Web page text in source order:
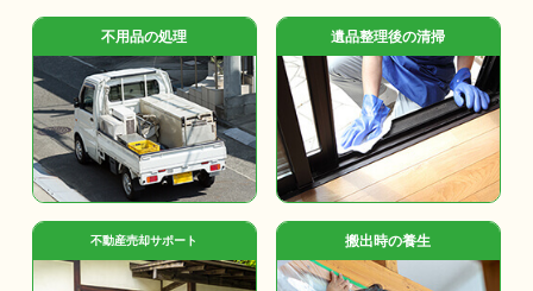
不用品の処理 遺品整理後の清掃
不動産売却サポート 搬出時の養生